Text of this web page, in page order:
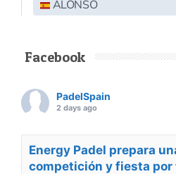
Facebook
PadelSpain
2 days ago
Energy Padel prepara
competición y fiesta por